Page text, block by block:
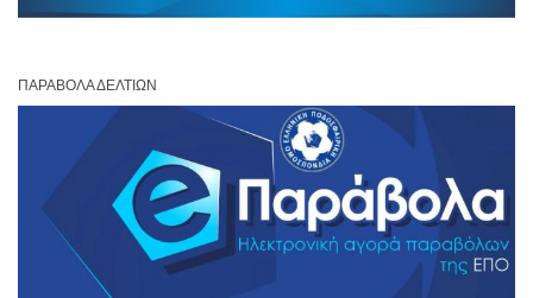
ΠΑΡΆΒΟΛΑ ΔΕΛΤΊΩΝ